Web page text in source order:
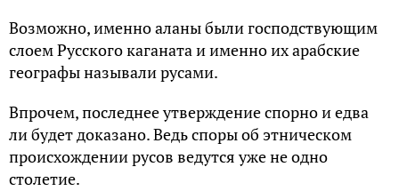
Возможно, именно аланы были господствующим
слоем Русского каганата и именно их арабские
географы называли русами.
Впрочем, последнее утверждение спорно и едва
ли будет доказано. Ведь споры об этническом
происхождении русов ведутся уже не одно
столетие.